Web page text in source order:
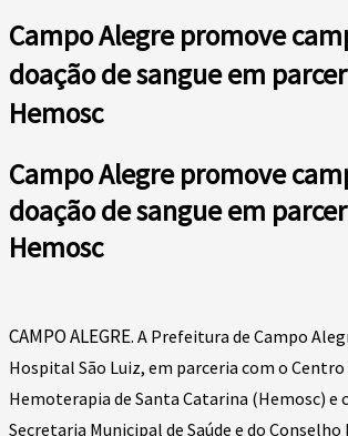
Campo Alegre promove
doação de sangue em
Hemosc
Campo Alegre promove
doação de sangue em
Hemosc
CAMPO ALEGRE. A Prefeitura de Campo
Hospital São Luiz, em parceria com o
Hemoterapia de Santa Catarina (Hemosc) e
Secretaria Municipal de Saúde e do Conselho